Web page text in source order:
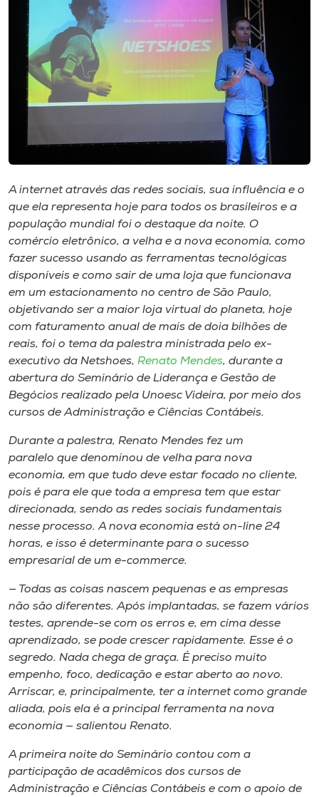
Editora
Rádio
Museu
Unoesc
Store
Selecione
o idioma
A+
A-
A internet através das redes sociais, sua influência​ e​​ o
que ela representa hoje ​para todos os brasileiros e a ​
população mundial​ foi o destaque da noite​. O
comércio eletrônico, a velha e a nova economia, como
fazer sucesso usando as ferramentas tecnológicas
disponíveis e como sair de uma loja que funcionava
em um estacionamento no centro de São Paulo​,​ ​
objetivando​ ​ser a maior loja virtual do planeta​,​​ hoje
com faturamento anual de mais de doia bilhões de
reais​, foi o tema da palestra ministrada pelo ex-
executivo da Netshoes​,​ Renato Mendes​,​ durante ​a ​
abertura do Seminário de Liderança e Gestão de
Begócios realizado pela Unoesc Videira, por meio dos
cursos de Administração e Ciências Contábeis.
Durante a palestra, Renato Mendes fez um
paralelo que denominou de velha para nova
economia, ​em que tudo deve estar focado no cliente, ​
pois ​é ​para ele que toda a empresa tem que estar
direcionada​,​ sendo as redes sociais fundamentais
nesse processo. A nova economia est​á​ on-line 24
horas, e isso ​é determinante​ para o sucesso
empresarial de um e-commerce​.
— Todas as coisas nascem pequenas e as empresas
não são diferentes. Após implantadas​,​ ​se faz​em​ vários
testes, aprende​-se​ com ​os erros e​, em cima desse
aprendizado​, se pode crescer rapidamente. Esse é o
segredo. Nada chega de graça​. É preciso muito
empenho​,​ foco​, dedicação e estar aberto ​ao novo​.
Arriscar​,​ e, principalmente​,​ ter a internet como grande
aliad​a​,​ pois​ ela ​é ​a principal ferramenta na nova
economia — ​salientou Renato.
​A primeira noite do ​S​eminário contou com a
participação de ​a​cadêmicos dos cursos de
Administração e Ciências Contábeis e com o apoio de